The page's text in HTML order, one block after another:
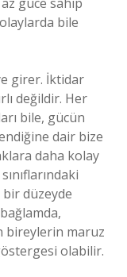
bile
girer. İktidar
değildir. Her
bile, gücün
dair bize
daha kolay
bir düzeyde
bireylerin maruz
olabilir.